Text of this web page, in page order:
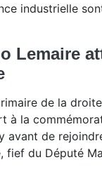
industrielle
Lemaire
de la
à la
avant de
fief du Député